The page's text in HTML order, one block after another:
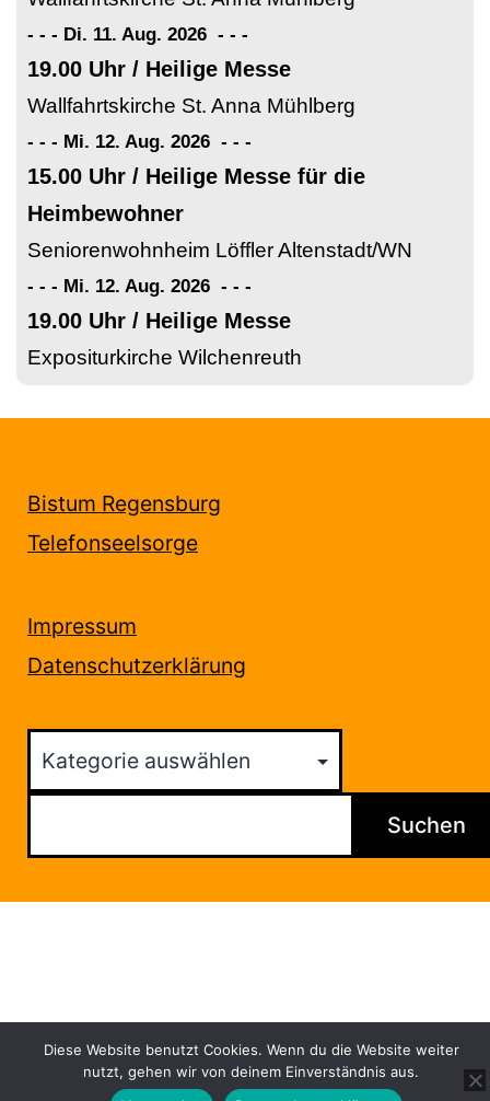
- - - Di. 11. Aug. 2026 - - -
19.00 Uhr / Heilige Messe
Wallfahrtskirche St. Anna Mühlberg
- - - Mi. 12. Aug. 2026 - - -
15.00 Uhr / Heilige Messe für die
Heimbewohner
Seniorenwohnheim Löffler Altenstadt/WN
- - - Mi. 12. Aug. 2026 - - -
19.00 Uhr / Heilige Messe
Expositurkirche Wilchenreuth
Bistum Regensburg
Telefonseelsorge
Impressum
Datenschutzerklärung
Suchen
Diese Website benutzt Cookies. Wenn du die Website weiter
nutzt, gehen wir von deinem Einverständnis aus.